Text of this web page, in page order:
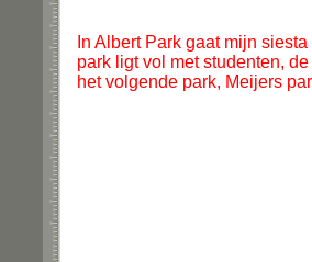
In Albert Park gaat mijn
park ligt vol met studenten,
het volgende park, Meijers